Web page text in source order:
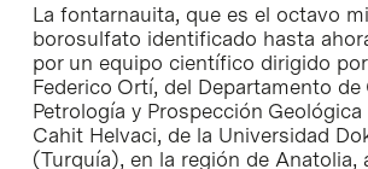
La fontarnauita, que es el octavo
borosulfato identificado hasta
por un equipo científico dirigido
Federico Ortí, del Departamento de
Petrología y Prospección Geológica
Cahit Helvaci, de la Universidad
(Turquía), en la región de Anatolia,